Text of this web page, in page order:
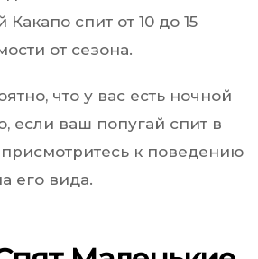
спит от 10 до 15
от сезона.
что у вас есть ночной
если ваш попугай спит в
к поведению
его вида.